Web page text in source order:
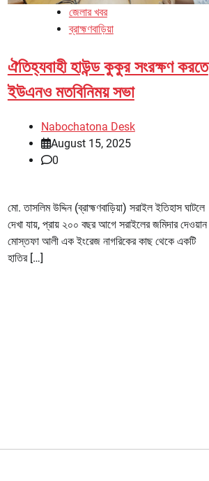
জেলার খবর
ব্রাহ্মণবাড়িয়া
ঐতিহ্যবাহী হাউন্ড কুকুর সংরক্ষণ করতে
ইউএনও মতবিনিময় সভা
Nabochatona Desk
August 15, 2025
0
মো. তাসলিম উদ্দিন (ব্রাহ্মণবাড়িয়া) সরাইল ইতিহাস ঘাটলে
দেখা যায়, প্রায় ২০০ বছর আগে সরাইলের জমিদার দেওয়ান
মোস্তফা আলী এক ইংরেজ নাগরিকের কাছ থেকে একটি
হাতির […]